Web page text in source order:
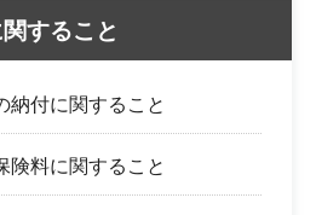
すること
納付に関すること
険料に関すること